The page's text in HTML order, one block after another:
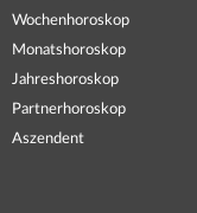
Wochenhoroskop
Monatshoroskop
Jahreshoroskop
Partnerhoroskop
Aszendent